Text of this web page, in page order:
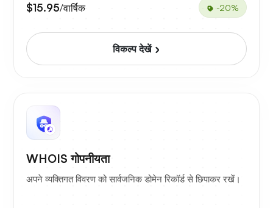
$15.95/वार्षिक -20%
विकल्प देखें
WHOIS गोपनीयता
अपने व्यक्तिगत विवरण को सार्वजनिक डोमेन रिकॉर्ड से छिपाकर रखें।